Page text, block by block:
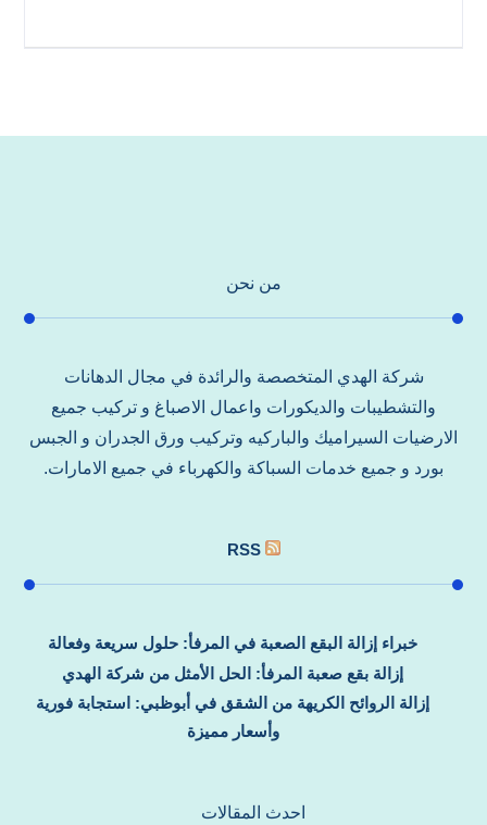
من نحن
شركة الهدي المتخصصة والرائدة في مجال الدهانات
والتشطيبات والديكورات واعمال الاصباغ و تركيب جميع
الارضيات السيراميك والباركيه وتركيب ورق الجدران و الجبس
بورد و جميع خدمات السباكة والكهرباء في جميع الامارات.
RSS
خبراء إزالة البقع الصعبة في المرفأ: حلول سريعة وفعالة
إزالة بقع صعبة المرفأ: الحل الأمثل من شركة الهدي
إزالة الروائح الكريهة من الشقق في أبوظبي: استجابة فورية
وأسعار مميزة
احدث المقالات